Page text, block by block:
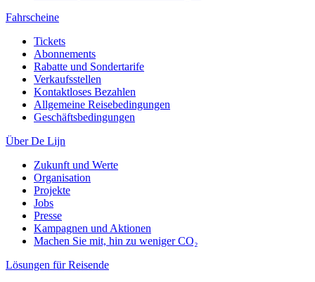
Fahrscheine
Tickets
Abonnements
Rabatte und Sondertarife
Verkaufsstellen
Kontaktloses Bezahlen
Allgemeine Reisebedingungen
Geschäftsbedingungen
Über De Lijn
Zukunft und Werte
Organisation
Projekte
Jobs
Presse
Kampagnen und Aktionen
Machen Sie mit, hin zu weniger CO₂
Lösungen für Reisende